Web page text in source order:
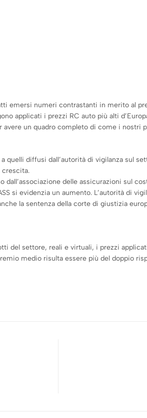
emersi numeri contrastanti in merito al
applicati i prezzi RC auto più alti
un quadro completo di come i nostri
diffusi dall’autorità di vigilanza sul
crescita.
delle assicurazioni sul
si evidenzia un aumento. L’autorità di
la sentenza della corte di giustizia
del settore, reali e virtuali, i prezzi
medio risulta essere più del doppio